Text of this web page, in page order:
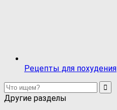
Рецепты для похудения
Другие разделы